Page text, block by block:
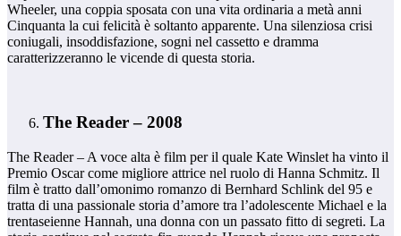
Wheeler, una coppia sposata con una vita ordinaria a metà anni
Cinquanta la cui felicità è soltanto apparente. Una silenziosa crisi
coniugali, insoddisfazione, sogni nel cassetto e dramma
caratterizzeranno le vicende di questa storia.
The Reader – 2008
The Reader – A voce alta è film per il quale Kate Winslet ha vinto il
Premio Oscar come migliore attrice nel ruolo di Hanna Schmitz. Il
film è tratto dall’omonimo romanzo di Bernhard Schlink del 95 e
tratta di una passionale storia d’amore tra l’adolescente Michael e la
trentaseienne Hannah, una donna con un passato fitto di segreti. La